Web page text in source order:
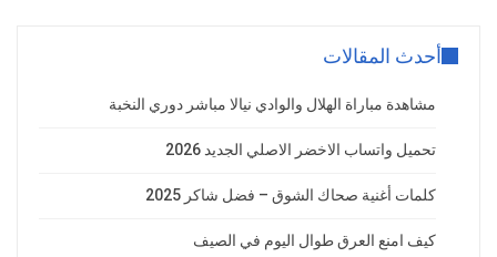
أحدث المقالات
مشاهدة مباراة الهلال والوادي نيالا مباشر دوري النخبة
تحميل واتساب الاخضر الاصلي الجديد 2026
كلمات أغنية صحاك الشوق – فضل شاكر 2025
كيف امنع العرق طوال اليوم في الصيف